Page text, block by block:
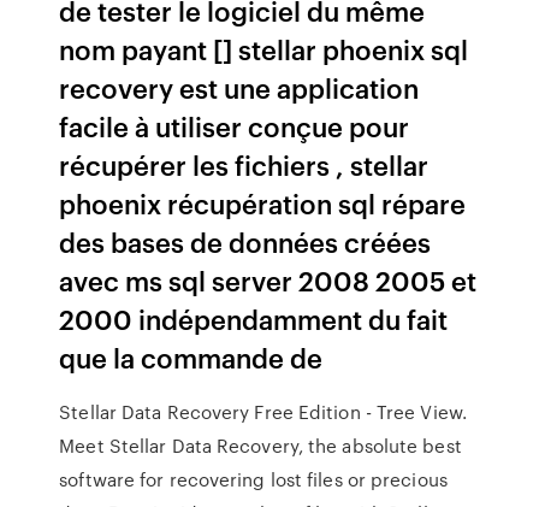
de tester le logiciel du même
nom payant [] stellar phoenix sql
recovery est une application
facile à utiliser conçue pour
récupérer les fichiers , stellar
phoenix récupération sql répare
des bases de données créées
avec ms sql server 2008 2005 et
2000 indépendamment du fait
que la commande de
Stellar Data Recovery Free Edition - Tree View.
Meet Stellar Data Recovery, the absolute best
software for recovering lost files or precious